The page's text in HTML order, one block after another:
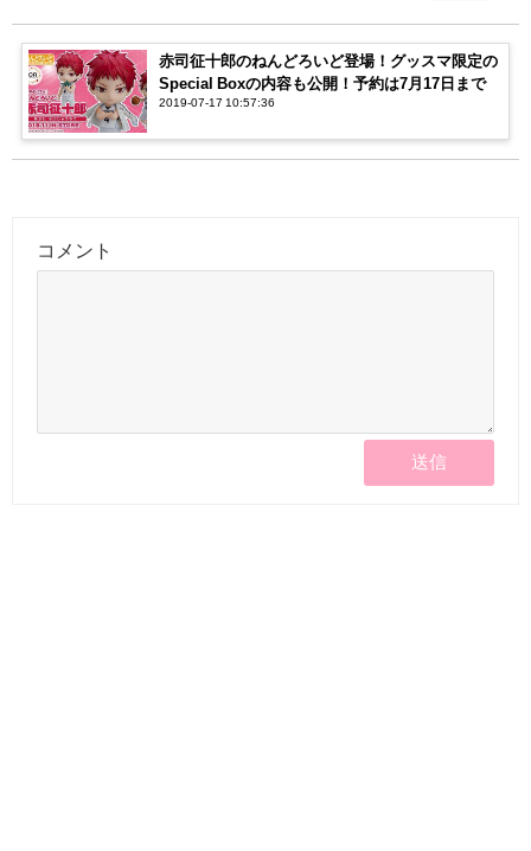
赤司征十郎のねんどろいど登場！グッスマ限定の
Special Boxの内容も公開！予約は7月17日まで
2019-07-17 10:57:36
コメント